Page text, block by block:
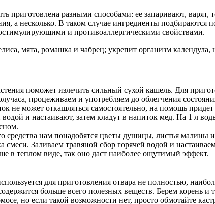
приготовлена разными способами: ее запаривают,
а несколько. В таком случае ингредиенты
и противоаллергическими свойствами.
мята, ромашка и чабрец; укрепит организм
поможет излечить сильный сухой кашель. Для
процеживаем и употребляем до облегчения
не может откашляться самостоятельно, на помощь
и настаивают, затем кладут в напиток мед. На 1 л
средства нам понадобятся цветы душицы, листья
смеси. Заливаем травяной сбор горячей водой и
в теплом виде, так оно даст наиболее ощутимый эффект.
для приготовления отвара не полностью,
больше всего полезных веществ. Берем корень
но если такой возможности нет, просто обмотайте